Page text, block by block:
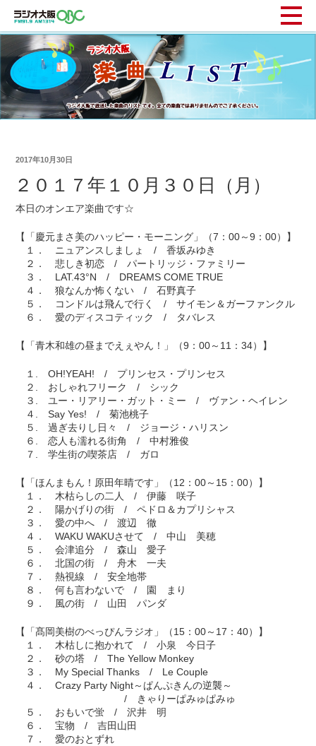
2017年10月30日
２０１７年１０月３０日（月）
本日のオンエア楽曲です☆
【「慶元まさ美のハッピー・モーニング」（7：00～9：00）】
１． ニュアンスしましょ / 香坂みゆき
２． 悲しき初恋 / パートリッジ・ファミリー
３． LAT.43°N / DREAMS COME TRUE
４． 狼なんか怖くない / 石野真子
５． コンドルは飛んで行く / サイモン＆ガーファンクル
６． 愛のディスコティック / タバレス
【「青木和雄の昼までえぇやん！」（9：00～11：34）】
１. OH!YEAH! / プリンセス・プリンセス
２. おしゃれフリーク / シック
３. ユー・リアリー・ガット・ミー / ヴァン・ヘイレン
４. Say Yes! / 菊池桃子
５. 過ぎ去りし日々 / ジョージ・ハリスン
６. 恋人も濡れる街角 / 中村雅俊
７. 学生街の喫茶店 / ガロ
【「ほんまもん！原田年晴です」（12：00～15：00）】
１． 木枯らしの二人 / 伊藤 咲子
２． 陽かげりの街 / ペドロ＆カプリシャス
３． 愛の中へ / 渡辺 徹
４． WAKU WAKUさせて / 中山 美穂
５． 会津追分 / 森山 愛子
６． 北国の街 / 舟木 一夫
７． 熱視線 / 安全地帯
８． 何も言わないで / 園 まり
９． 風の街 / 山田 パンダ
【「髙岡美樹のべっぴんラジオ」（15：00～17：40）】
１． 木枯しに抱かれて / 小泉 今日子
２． 砂の塔 / The Yellow Monkey
３． My Special Thanks / Le Couple
４． Crazy Party Night～ぱんぷきんの逆襲～
/ きゃりーぱみゅぱみゅ
５． おもいで蛍 / 沢井 明
６． 宝物 / 吉田山田
７． 愛のおとずれ